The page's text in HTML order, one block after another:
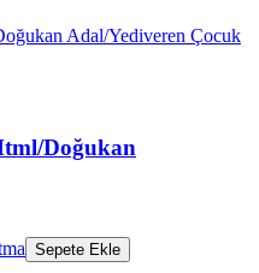
Doğukan
Sepete Ekle